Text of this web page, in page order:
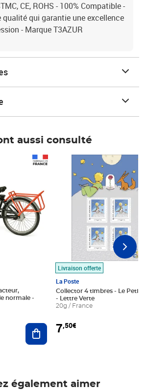
CE, ROHS - 100% Compatible -
qualité qui garantie une excellence
- Marque T3AZUR
aussi consulté
Ajouter au panier
Livraison offerte
La Poste
Collector 4 timbres - Le Petit
- Lettre Verte
20g / France
7,50€
Prix 7,50€
également aimer